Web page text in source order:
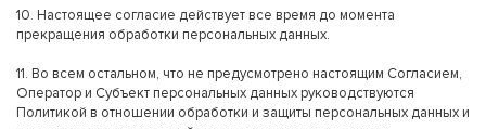
10. Настоящее согласие действует все время до момента
прекращения обработки персональных данных.
11. Во всем остальном, что не предусмотрено настоящим Согласием,
Оператор и Субъект персональных данных руководствуются
Политикой в отношении обработки и защиты персональных данных и